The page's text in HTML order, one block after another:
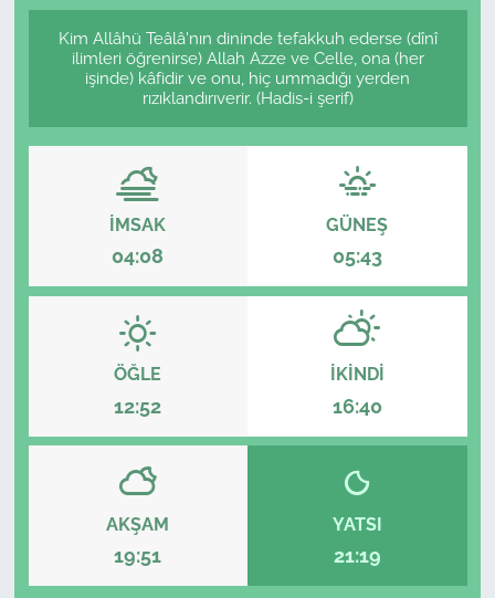
Kim Allâhü Teâlâ'nın dininde tefakkuh ederse (dînî
ilimleri öğrenirse) Allah Azze ve Celle, ona (her
işinde) kâfidir ve onu, hiç ummadığı yerden
rızıklandırıverir. (Hadis-i şerif)
İMSAK
04:08
GÜNEŞ
05:43
ÖĞLE
12:52
İKINDI
16:40
AKŞAM
19:51
YATSI
21:19